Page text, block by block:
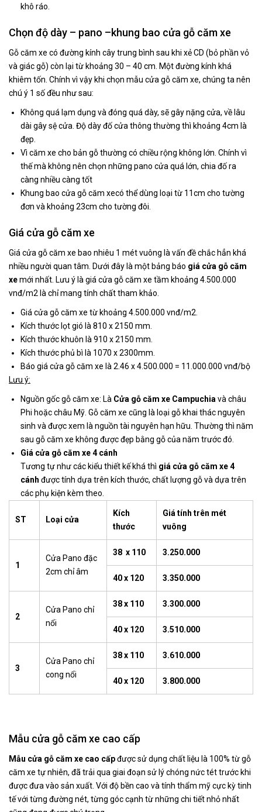
khô ráo.
Chọn độ dày – pano –khung bao cửa gỗ căm xe
Gỗ căm xe có đường kính cây trung bình sau khi xẻ CD (bỏ phần vỏ
và giác gỗ) còn lại từ khoảng 30 – 40 cm. Một đường kính khá
khiêm tốn. Chính vì vậy khi chọn mẫu cửa gỗ căm xe, chúng ta nên
chú ý 1 số đều như sau:
Không quá lạm dụng và đóng quá dày, sẽ gây nặng cửa, về lâu
dài gây sệ cửa. Độ dày đố cửa thông thường thì khoảng 4cm là
đẹp.
Vì căm xe cho bản gỗ thường có chiều rộng không lớn. Chính vì
thế mà không nên chọn những pano cửa quá lớn, chia đố ra
càng nhiều càng tốt
Khung bao cửa gỗ căm xecó thể dùng loại từ 11cm cho tường
đơn và khoảng 23cm cho tường đôi.
Giá cửa gỗ căm xe
Giá cửa gỗ căm xe bao nhiêu 1 mét vuông là vấn đề chắc hẳn khá
nhiều người quan tâm. Dưới đây là một bảng báo giá cửa gỗ căm
xemới nhất. Lưu ý là giá cửa gỗ căm xe tầm khoảng 4.500.000
vnđ/m2 là chỉ mang tính chất tham khảo.
Giá cửa gỗ căm xe từ khoảng 4.500.000 vnđ/m2.
Kích thước lọt gió là 810 x 2150 mm.
Kích thước khuôn là 910 x 2150 mm.
Kích thước phủ bì là 1070 x 2300mm.
Báo giá cửa gỗ căm xe là 2.46 x 4.500.000 = 11.000.000 vnđ/bộ
Lưu ý:
Nguồn gốc gỗ căm xe: Là Cửa gỗ căm xe Campuchia và châu
Phi hoặc châu Mỹ. Gỗ căm xe cũng là loại gỗ khai thác nguyên
sinh và được xem là nguồn tài nguyên hạn hữu. Thường thì năm
sau gỗ căm xe không được đẹp bằng gỗ của năm trước đó.
Giá cửa gỗ căm xe 4 cánh
Tương tự như các kiểu thiết kế khá thì giá cửa gỗ căm xe 4
cánh được tính dựa trên kích thước, chất lượng gỗ và dựa trên
các phụ kiện kèm theo.
ST Loại cửa
Kích
thước
Giá tính trên mét
vuông
1
Cửa Pano đặc
2cm chỉ âm
38 x 110 3.250.000
40 x 120 3.350.000
2
Cửa Pano chỉ
nổi
38 x 110 3.300.000
40 x 120 3.510.000
3
Cửa Pano chỉ
cong nổi
38 x 110 3.610.000
40 x 120 3.800.000
Mẫu cửa gỗ căm xe cao cấp
Mẫu cửa gỗ căm xe cao cấpđược sử dụng chất liệu là 100% từ gỗ
căm xe tự nhiên, đã trải qua giai đoạn sử lý chóng nức tét trước khi
được đưa vào sản xuất. Với độ bền cao và tính thẩm mỹ cực kỳ tinh
tế với từng đường nét, từng góc cạnh từ những chi tiết nhỏ nhất